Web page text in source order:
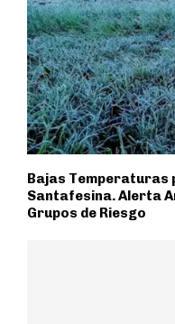
Bajas Temperaturas
Santafesina. Alerta
Grupos de Riesgo